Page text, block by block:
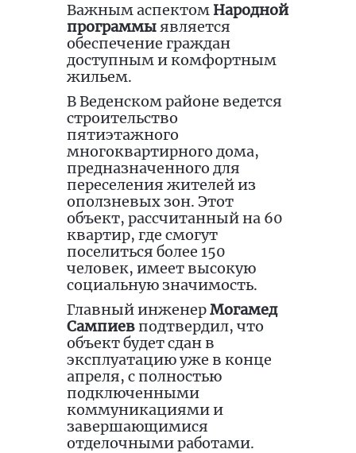
Важным аспектом Народной
программыявляется
обеспечение граждан
доступным и комфортным
жильем.
В Веденском районе ведется
строительство
пятиэтажного
многоквартирного дома,
предназначенного для
переселения жителей из
оползневых зон. Этот
объект, рассчитанный на 60
квартир, где смогут
поселиться более 150
человек, имеет высокую
социальную значимость.
Главный инженерМогамед
Сампиев подтвердил, что
объект будет сдан в
эксплуатацию уже в конце
апреля, с полностью
подключенными
коммуникациями и
завершающимися
отделочными работами.